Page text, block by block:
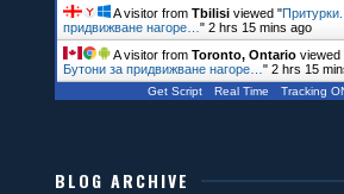
A visitor fromTbilisi viewed "
придвижване нагоре…"2 hrs 15 mins ago
A visitor fromToronto, Ontario viewed
Бутони за придвижване нагоре…"2 hrs 16
Get Script Real Time Tracking
BLOG ARCHIVE